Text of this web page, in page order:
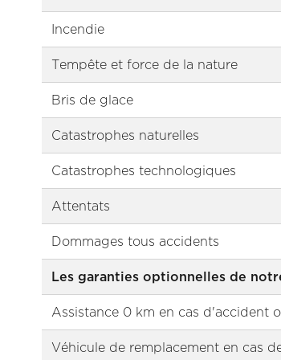
Incendie
Tempête et force de la nature
Bris de glace
Catastrophes naturelles
Catastrophes technologiques
Attentats
Dommages tous accidents
Les garanties optionnelles de
Assistance 0 km en cas d'accident
Véhicule de remplacement en cas